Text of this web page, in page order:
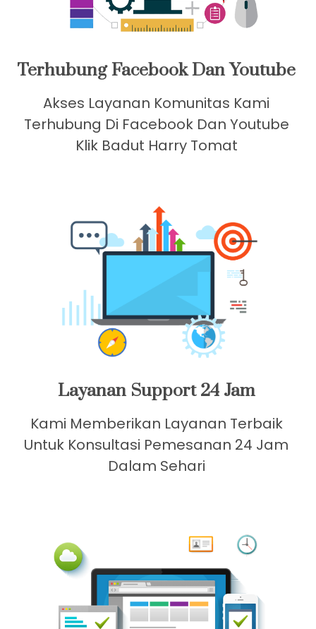
Terhubung Facebook Dan Youtube
Akses Layanan Komunitas Kami
Terhubung Di Facebook Dan Youtube
Klik Badut Harry Tomat
Layanan Support 24 Jam
Kami Memberikan Layanan Terbaik
Untuk Konsultasi Pemesanan 24 Jam
Dalam Sehari